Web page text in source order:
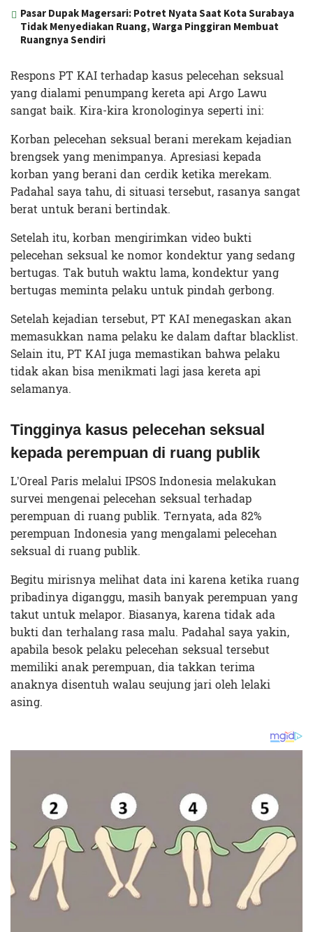
Pasar Dupak Magersari: Potret Nyata Saat Kota Surabaya
Tidak Menyediakan Ruang, Warga Pinggiran Membuat
Ruangnya Sendiri
Respons PT KAI terhadap kasus pelecehan seksual
yang dialami penumpang kereta api Argo Lawu
sangat baik. Kira-kira kronologinya seperti ini:
Korban pelecehan seksual berani merekam kejadian
brengsek yang menimpanya. Apresiasi kepada
korban yang berani dan cerdik ketika merekam.
Padahal saya tahu, di situasi tersebut, rasanya sangat
berat untuk berani bertindak.
Setelah itu, korban mengirimkan video bukti
pelecehan seksual ke nomor kondektur yang sedang
bertugas. Tak butuh waktu lama, kondektur yang
bertugas meminta pelaku untuk pindah gerbong.
Setelah kejadian tersebut, PT KAI menegaskan akan
memasukkan nama pelaku ke dalam daftar blacklist.
Selain itu, PT KAI juga memastikan bahwa pelaku
tidak akan bisa menikmati lagi jasa kereta api
selamanya.
Tingginya kasus pelecehan seksual
kepada perempuan di ruang publik
L’Oreal Paris melalui IPSOS Indonesia melakukan
survei mengenai pelecehan seksual terhadap
perempuan di ruang publik. Ternyata, ada 82%
perempuan Indonesia yang mengalami pelecehan
seksual di ruang publik.
Begitu mirisnya melihat data ini karena ketika ruang
pribadinya diganggu, masih banyak perempuan yang
takut untuk melapor. Biasanya, karena tidak ada
bukti dan terhalang rasa malu. Padahal saya yakin,
apabila besok pelaku pelecehan seksual tersebut
memiliki anak perempuan, dia takkan terima
anaknya disentuh walau seujung jari oleh lelaki
asing.